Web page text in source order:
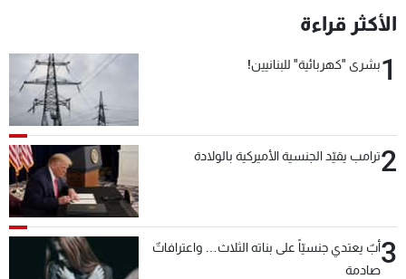
الأكثر قراءة
1بشرى "كهربائية" للبنانيين!
2ترامب يقيّد الجنسية الأميركية بالولادة
3أبٌ يعتدي جنسيّاً على بناته الثلاث… واعترافاتٌ
صادمة
عن MTV
الإنـتـاج
شروط الإسـتخدام